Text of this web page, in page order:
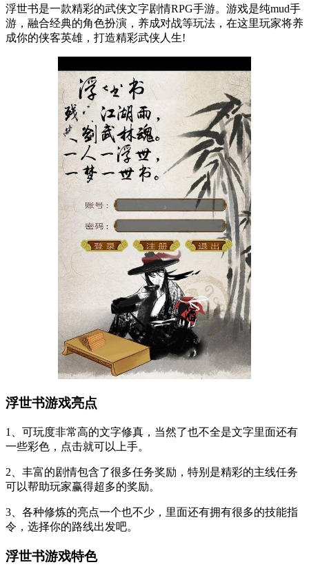
浮世书是一款精彩的武侠文字剧情RPG手游。游戏是纯mud手
游，融合经典的角色扮演，养成对战等玩法，在这里玩家将养
成你的侠客英雄，打造精彩武侠人生!
浮世书游戏亮点
1、可玩度非常高的文字修真，当然了也不全是文字里面还有
一些彩色，点击就可以上手。
2、丰富的剧情包含了很多任务奖励，特别是精彩的主线任务
可以帮助玩家赢得超多的奖励。
3、各种修炼的亮点一个也不少，里面还有拥有很多的技能指
令，选择你的路线出发吧。
浮世书游戏特色